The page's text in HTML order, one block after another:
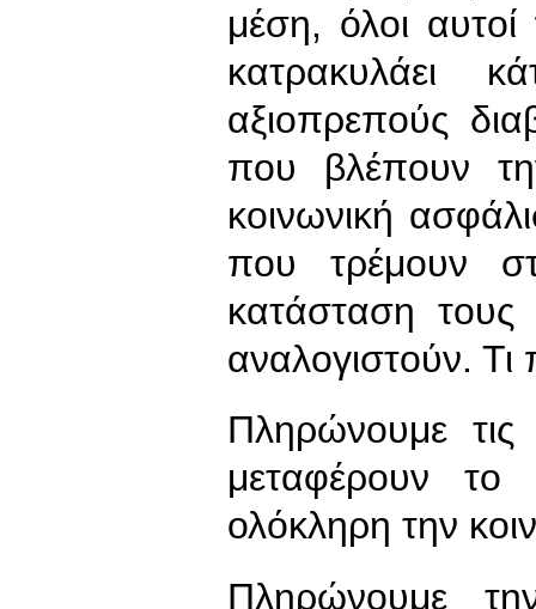
μέση, όλοι
κατρακυλάει
αξιοπρεπούς
που βλέπουν
κοινωνική
που τρέμουν
κατάσταση τους
αναλογιστούν.
Πληρώνουμε
μεταφέρουν
ολόκληρη την
Πληρώνουμε